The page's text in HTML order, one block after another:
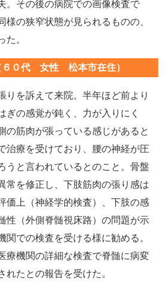
。その後の病院での画像検査で
様の狭窄状態が見られるものの、
た。
０代 女性 松本市在住）
りを訴えて来院。半年ほど前より
ぎの感覚が鈍く、力が入りにく
の筋肉が張っている感じがあると
治療を受けており、腰の神経が圧
うと言われているとのこと。骨盤
常を修正し、下肢筋肉の張り感は
価上（神経学的検査）、下肢の感
性（外側脊髄視床路）の問題が示
関での検査を受ける様に勧める。
療機関の詳細な検査で脊髄に病変
れたとの報告を受けた。